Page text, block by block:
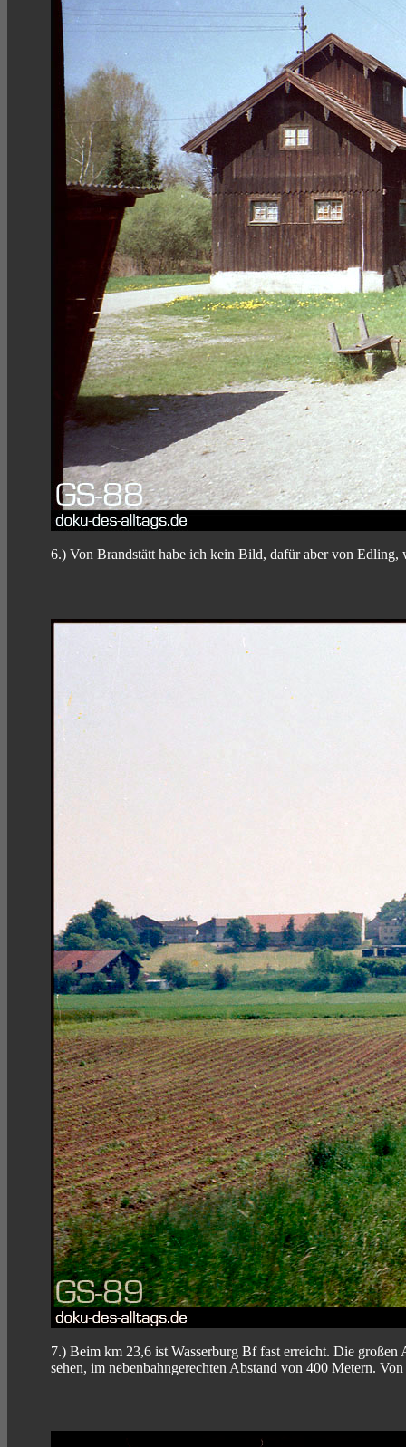
6.) Von Brandstätt habe ich kein Bild, dafür aber von Edling,
7.) Beim km 23,6 ist Wasserburg Bf fast erreicht. Die
sehen, im nebenbahngerechten Abstand von 400 Metern.